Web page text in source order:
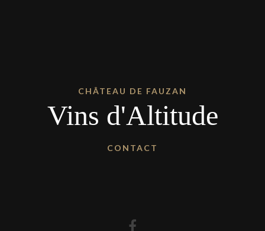
CHÂTEAU DE FAUZAN
Vins d'Altitude
CONTACT